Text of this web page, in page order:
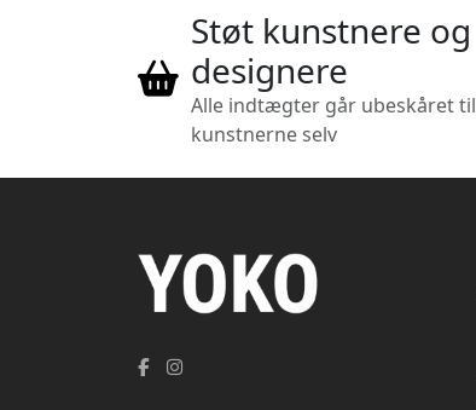
Støt kunstnere og
designere
Alle indtægter går ubeskåret til
kunstnerne selv